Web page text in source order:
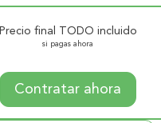
Precio final TODO incluido
si pagas ahora
Contratar ahora